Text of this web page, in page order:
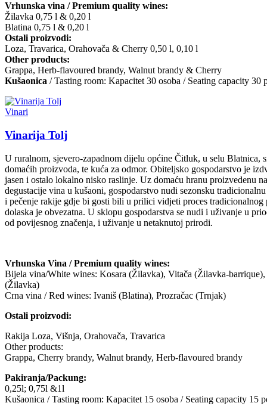
Vrhunska vina / Premium quality wines:
Žilavka 0,75 l & 0,20 l
Blatina 0,75 l & 0,20 l
Ostali proizvodi:
Loza, Travarica, Orahovača & Cherry 0,50 l, 0,10 l
Other products:
Grappa, Herb-flavoured brandy, Walnut brandy & Cherry
Kušaonica / Tasting room: Kapacitet 30 osoba / Seating capacity 30
Vinari
Vinarija Tolj
U ruralnom, sjevero-zapadnom dijelu općine Čitluk, u selu Blatnica,
domaćih proizvoda, te kuća za odmor. Obiteljsko gospodarstvo je
jasen i ostalo lokalno nisko raslinje. Uz domaću hranu proizvedenu
degustacije vina u kušaoni, gospodarstvo nudi sezonsku
i pečenje rakije gdje bi gosti bili u prilici vidjeti proces
dolaska je obvezatna. U sklopu gospodarstva se nudi i uživanje u
od povijesnog značenja, i uživanje u netaknutoj prirodi.
Vrhunska Vina / Premium quality wines:
Bijela vina/White wines: Kosara (Žilavka), Vitača (Žilavka-
(Žilavka)
Crna vina / Red wines: Ivaniš (Blatina), Prozračac (Trnjak)
Ostali proizvodi:
Rakija Loza, Višnja, Orahovača, Travarica
Other products:
Grappa, Cherry brandy, Walnut brandy, Herb-flavoured brandy
Pakiranja/Packung:
0,25l; 0,75l &1l
Kušaonica / Tasting room: Kapacitet 15 osoba / Seating capacity 15